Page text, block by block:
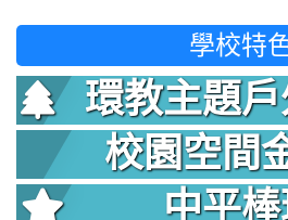
學校特
環教主題
校園空間
中平